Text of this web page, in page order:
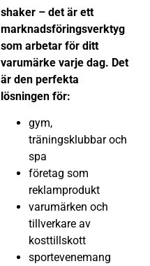
shaker – det är ett
marknadsföringsverktyg
som arbetar för ditt
varumärke varje dag. Det
är den perfekta
lösningen för:
gym,
träningsklubbar och
spa
företag som
reklamprodukt
varumärken och
tillverkare av
kosttillskott
sportevenemang